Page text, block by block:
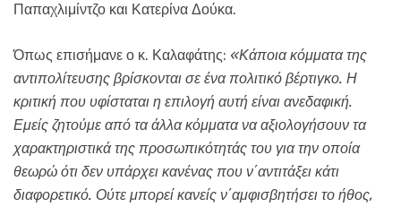
Παπαχλιμίντζο και Κατερίνα Δούκα.
Όπως επισήμανε ο κ. Καλαφάτης: «Κάποια κόμματα της
αντιπολίτευσης βρίσκονται σε ένα πολιτικό βέρτιγκο. Η
κριτική που υφίσταται η επιλογή αυτή είναι ανεδαφική.
Εμείς ζητούμε από τα άλλα κόμματα να αξιολογήσουν τα
χαρακτηριστικά της προσωπικότητάς του για την οποία
θεωρώ ότι δεν υπάρχει κανένας που ν΄αντιτάξει κάτι
διαφορετικό. Ούτε μπορεί κανείς ν΄αμφισβητήσει το ήθος,